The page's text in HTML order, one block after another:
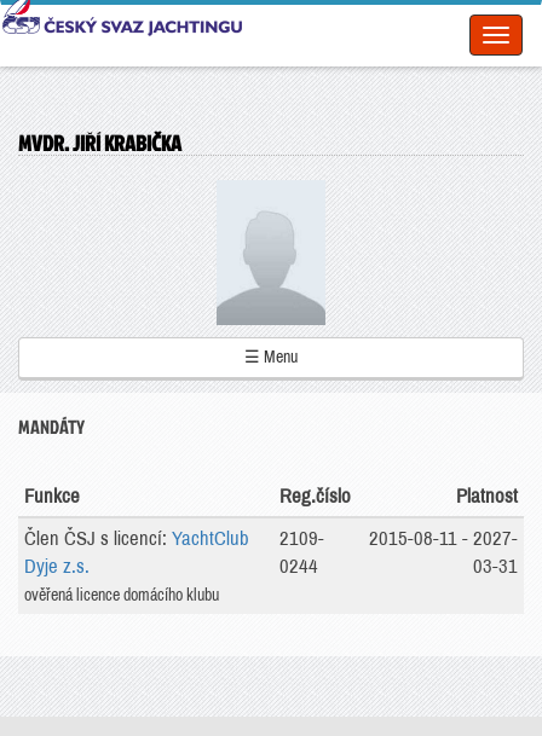
MVDR. JIŘÍ KRABIČKA
☰ Menu
MANDÁTY
Funkce Reg.číslo Platnost
Člen ČSJ s licencí: YachtClub
Dyje z.s.
ověřená licence domácího klubu
2109-
0244
2015-08-11 - 2027-
03-31